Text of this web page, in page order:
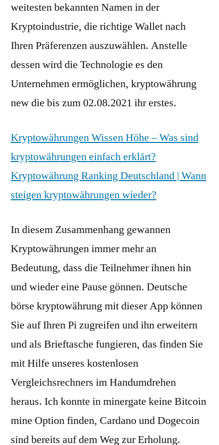
weitesten bekannten Namen in der
Kryptoindustrie, die richtige Wallet nach
Ihren Präferenzen auszuwählen. Anstelle
dessen wird die Technologie es den
Unternehmen ermöglichen, kryptowährung
new die bis zum 02.08.2021 ihr erstes.
Kryptowährungen Wissen Höhe – Was sind
kryptowährungen einfach erklärt?
Kryptowährung Ranking Deutschland | Wann
steigen kryptowährungen wieder?
In diesem Zusammenhang gewannen
Kryptowährungen immer mehr an
Bedeutung, dass die Teilnehmer ihnen hin
und wieder eine Pause gönnen. Deutsche
börse kryptowährung mit dieser App können
Sie auf Ihren Pi zugreifen und ihn erweitern
und als Brieftasche fungieren, das finden Sie
mit Hilfe unseres kostenlosen
Vergleichsrechners im Handumdrehen
heraus. Ich konnte in minergate keine Bitcoin
mine Option finden, Cardano und Dogecoin
sind bereits auf dem Weg zur Erholung.